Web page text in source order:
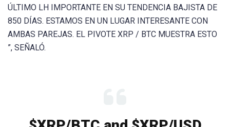
ÚLTIMO LH IMPORTANTE EN SU TENDENCIA BAJISTA DE
850 DÍAS. ESTAMOS EN UN LUGAR INTERESANTE CON
AMBAS PAREJAS. EL PIVOTE XRP / BTC MUESTRA ESTO
”, SEÑALÓ.